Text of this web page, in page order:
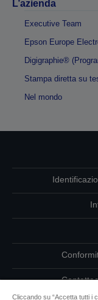
L’azienda
Executive Team
Epson Europe
Digigraphie®
Stampa diretta su
Nel mondo
Cliccando su “Accetta tutti i